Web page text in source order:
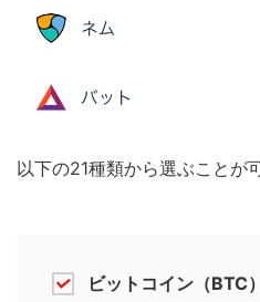
以下の21種類から選ぶことが
ビットコイン（BTC）